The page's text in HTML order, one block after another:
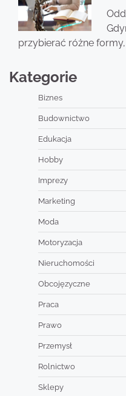
przybierać różne
Kategorie
Biznes
Budownictwo
Edukacja
Hobby
Imprezy
Marketing
Moda
Motoryzacja
Nieruchomości
Obcojęzyczne
Praca
Prawo
Przemysł
Rolnictwo
Sklepy